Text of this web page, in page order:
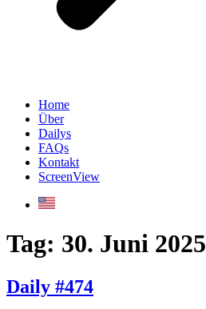
Home
Über
Dailys
FAQs
Kontakt
ScreenView
Tag: 30. Juni 2025
Daily #474